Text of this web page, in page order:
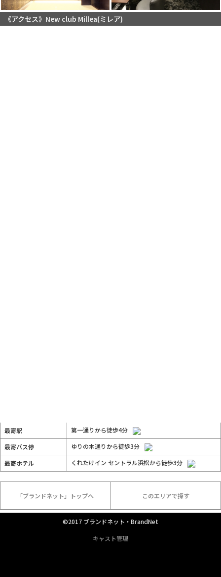
《アクセス》New club Millea(ミレア)
最寄駅
第一通りから徒歩4分
最寄バス停
ゆりの木通りから徒歩3分
最寄ホテル
くれたけイン セントラル浜松から徒歩3分
「ブランドネット」トップへ このエリアで探す
©2017 ブランドネット・BrandNet
キャスト管理